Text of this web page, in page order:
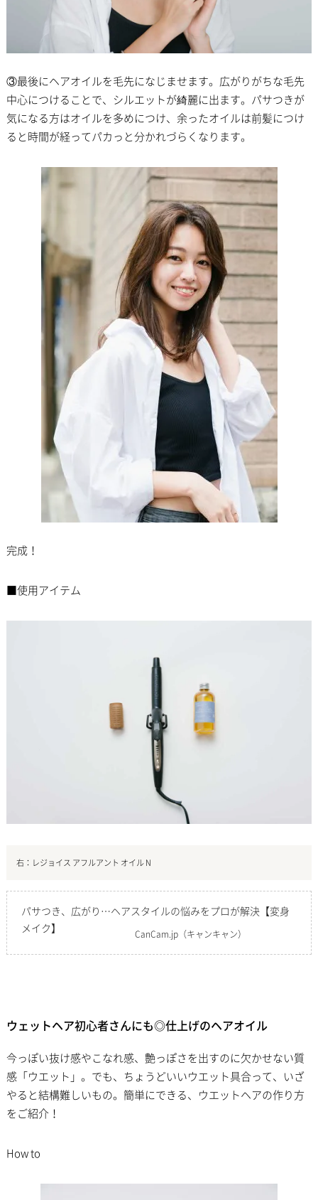
③最後にヘアオイルを毛先になじませます。広がりがちな毛先
中心につけることで、シルエットが綺麗に出ます。パサつきが
気になる方はオイルを多めにつけ、余ったオイルは前髪につけ
ると時間が経ってパカっと分かれづらくなります。
完成！
■使用アイテム
右：レジョイス アフルアント オイル N
パサつき、広がり…ヘアスタイルの悩みをプロが解決【変身
メイク】
CanCam.jp （キャンキャン）
ウェットヘア初心者さんにも◎仕上げのヘアオイル
今っぽい抜け感やこなれ感、艶っぽさを出すのに欠かせない質
感「ウエット」。でも、ちょうどいいウエット具合って、いざ
やると結構難しいもの。簡単にできる、ウエットヘアの作り方
をご紹介！
How to